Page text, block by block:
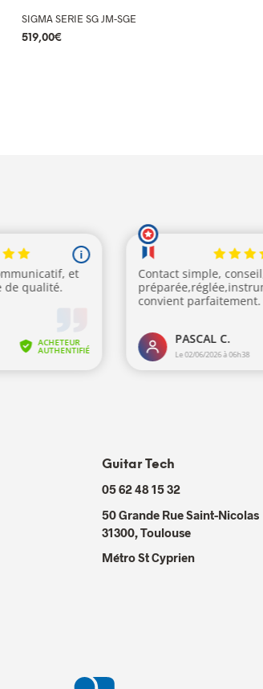
SIGMA SERIE SG JM-SGE
519,00€
Guitar Tech
05 62 48 15 32
50 Grande Rue Saint-Nicolas
31300,Toulouse
Métro St Cyprien